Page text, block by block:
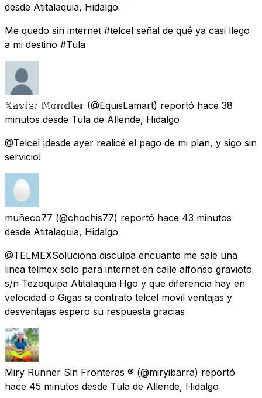
desde Atitalaquia, Hidalgo
Me quedo sin internet #telcel señal de qué ya casi llego
a mi destino #Tula
𝕏𝕒𝕧𝕚𝕖𝕣 𝕄𝕠𝕟𝕕𝕝𝕖𝕣 (@EquisLamart) reportó hace 38
minutos desde Tula de Allende, Hidalgo
@Telcel ¡desde ayer realicé el pago de mi plan, y sigo sin
servicio!
muñeco77 (@chochis77) reportó hace 43 minutos
desde Atitalaquia, Hidalgo
@TELMEXSoluciona disculpa encuanto me sale una
linea telmex solo para internet en calle alfonso gravioto
s/n Tezoquipa Atitalaquia Hgo y que diferencia hay en
velocidad o Gigas si contrato telcel movil ventajas y
desventajas espero su respuesta gracias
Miry Runner Sin Fronteras ® (@miryibarra) reportó
hace 45 minutos desde Tula de Allende, Hidalgo